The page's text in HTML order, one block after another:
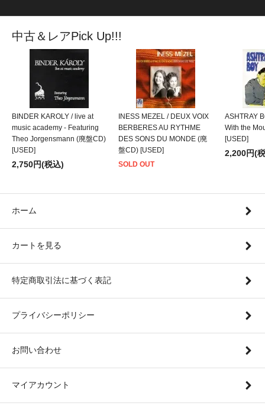
中古＆レアPick Up!!!
BINDER KAROLY / live at
music academy - Featuring
Theo Jorgensmann (廃盤CD)
[USED]
2,750円(税込)
INESS MEZEL / DEUX VOIX
BERBERES AU RYTHME
DES SONS DU MONDE (廃
盤CD) [USED]
SOLD OUT
ASHTRAY
With the
[USED]
2,200円(
ホーム
カートを見る
特定商取引法に基づく表記
プライバシーポリシー
お問い合わせ
マイアカウント